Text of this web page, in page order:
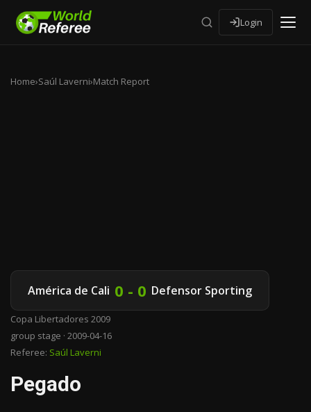
Login
Home›Saúl Laverni›Match Report
América de Cali 0 - 0 Defensor Sporting
Copa Libertadores 2009
group stage · 2009-04-16
Referee: Saúl Laverni
Pegado